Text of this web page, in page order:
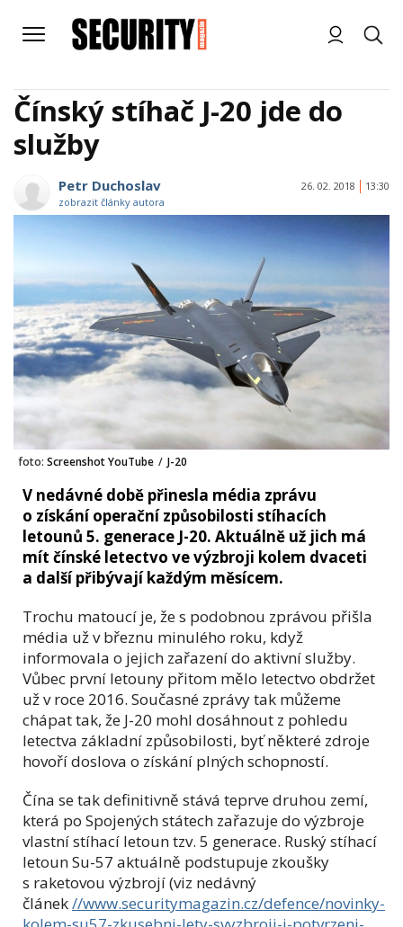
Čínský stíhač J-20 jde do
služby
Petr Duchoslav
zobrazit články autora
26. 02. 2018 13:30
foto: Screenshot YouTube / J-20
V nedávné době přinesla média zprávu
o získání operační způsobilosti stíhacích
letounů 5. generace J-20. Aktuálně už jich má
mít čínské letectvo ve výzbroji kolem dvaceti
a další přibývají každým měsícem.
Trochu matoucí je, že s podobnou zprávou přišla
média už v březnu minulého roku, když
informovala o jejich zařazení do aktivní služby.
Vůbec první letouny přitom mělo letectvo obdržet
už v roce 2016. Současné zprávy tak můžeme
chápat tak, že J-20 mohl dosáhnout z pohledu
letectva základní způsobilosti, byť některé zdroje
hovoří doslova o získání plných schopností.
Čína se tak definitivně stává teprve druhou zemí,
která po Spojených státech zařazuje do výzbroje
vlastní stíhací letoun tzv. 5 generace. Ruský stíhací
letoun Su-57 aktuálně podstupuje zkoušky
s raketovou výzbrojí (viz nedávný
článek//www.securitymagazin.cz/defence/novinky-